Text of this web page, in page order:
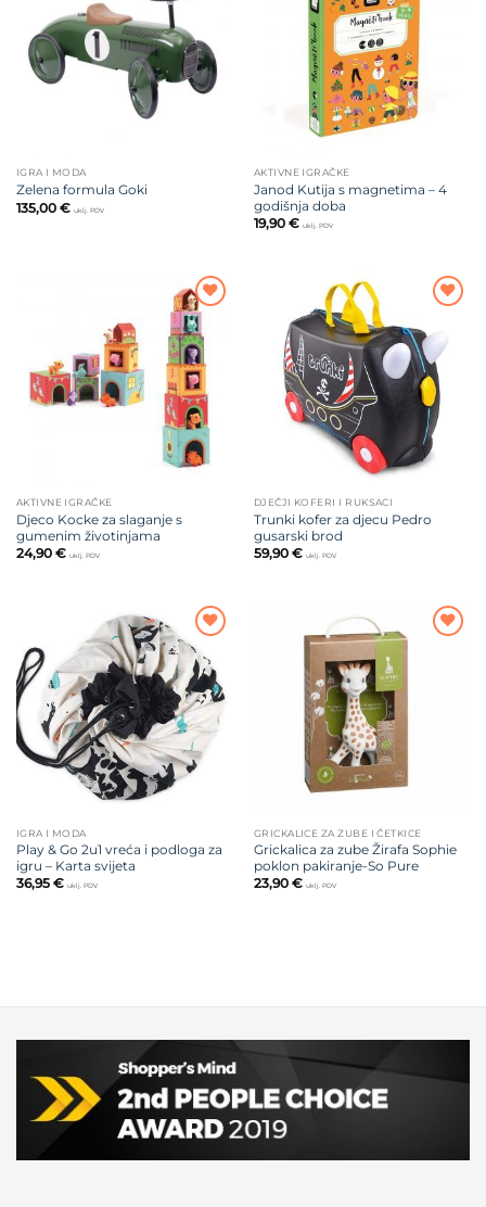
IGRA I MODA
Zelena formula Goki
135,00 € uklj. PDV
AKTIVNE IGRAČKE
Janod Kutija s magnetima – 4
godišnja doba
19,90 € uklj. PDV
Dodajte
na listu
želja
AKTIVNE IGRAČKE
Djeco Kocke za slaganje s
gumenim životinjama
24,90 € uklj. PDV
na listu
želja
DJEČJI KOFERI I RUKSACI
Trunki kofer za djecu Pedro
gusarski brod
59,90 € uklj. PDV
Dodajte
na listu
želja
IGRA I MODA
Play & Go 2u1 vreća i podloga za
igru – Karta svijeta
36,95 € uklj. PDV
GRICKALICE ZA ZUBE I ČETKICE
Grickalica za zube Žirafa Sophie
poklon pakiranje-So Pure
23,90 € uklj. PDV